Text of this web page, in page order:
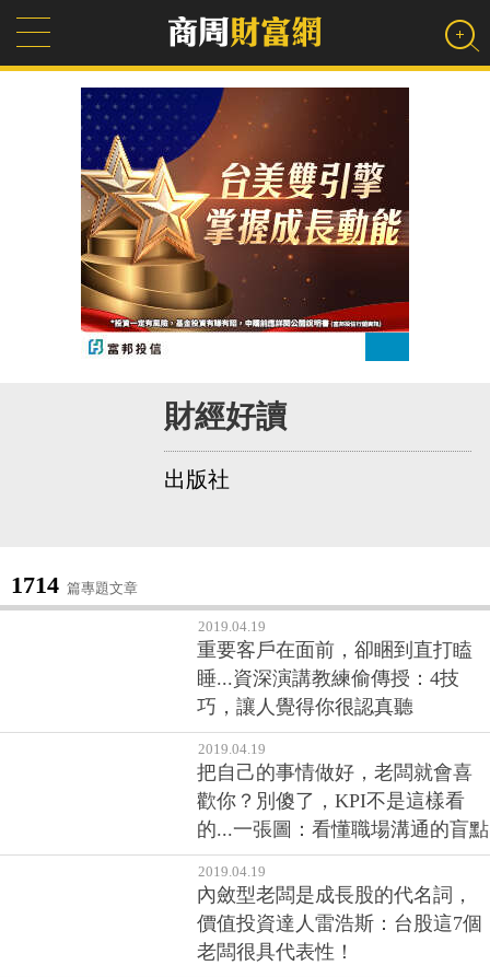
財經好讀
出版社
1714 篇專題文章
2019.04.19
重要客戶在面前，卻睏到直打瞌
睡...資深演講教練偷傳授：4技
巧，讓人覺得你很認真聽
2019.04.19
把自己的事情做好，老闆就會喜
歡你？別傻了，KPI不是這樣看
的...一張圖：看懂職場溝通的盲點
2019.04.19
內斂型老闆是成長股的代名詞，
價值投資達人雷浩斯：台股這7個
老闆很具代表性！